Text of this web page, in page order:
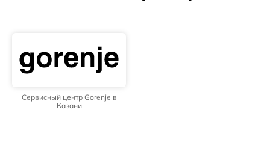
Сервисный центр Gorenje в
Казани